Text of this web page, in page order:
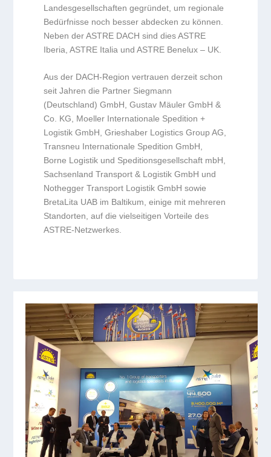
Landesgesellschaften gegründet, um regionale
Bedürfnisse noch besser abdecken zu können.
Neben der ASTRE DACH sind dies ASTRE
Iberia, ASTRE Italia und ASTRE Benelux – UK.
Aus der DACH-Region vertrauen derzeit schon
seit Jahren die Partner Siegmann
(Deutschland) GmbH, Gustav Mäuler GmbH &
Co. KG, Moeller Internationale Spedition +
Logistik GmbH, Grieshaber Logistics Group AG,
Transneu Internationale Spedition GmbH,
Borne Logistik und Speditionsgesellschaft mbH,
Sachsenland Transport & Logistik GmbH und
Nothegger Transport Logistik GmbH sowie
BretaLita UAB im Baltikum, einige mit mehreren
Standorten, auf die vielseitigen Vorteile des
ASTRE-Netzwerkes.